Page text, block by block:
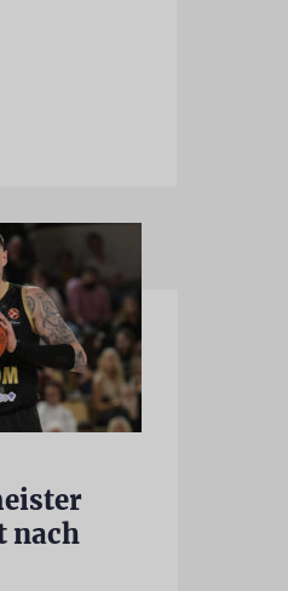
nach